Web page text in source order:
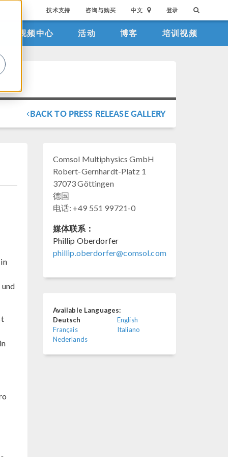
技术支持 咨询与购买 中文 登录
视频中心 活动 博客 培训视频
BACK TO PRESS RELEASE GALLERY
Comsol Multiphysics GmbH
Robert-Gernhardt-Platz 1
37073 Göttingen
德国
电话: +49 551 99721-0
媒体联系：
Phillip Oberdorfer
phillip.oberdorfer@comsol.com
Available Languages:
Deutsch
English
Français
Italiano
Nederlands